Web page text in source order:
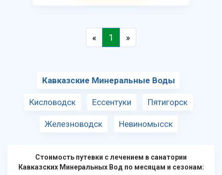
« 1 »
Кавказские Минеральные Воды
Кисловодск Ессентуки Пятигорск
Железноводск Невиномысск
Стоимость путевки с лечением в санатории
Кавказских Минеральных Вод по месяцам и сезонам: